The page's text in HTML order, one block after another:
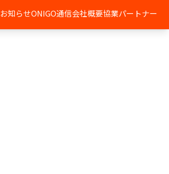
お知らせONIGO通信会社概要協業パートナー